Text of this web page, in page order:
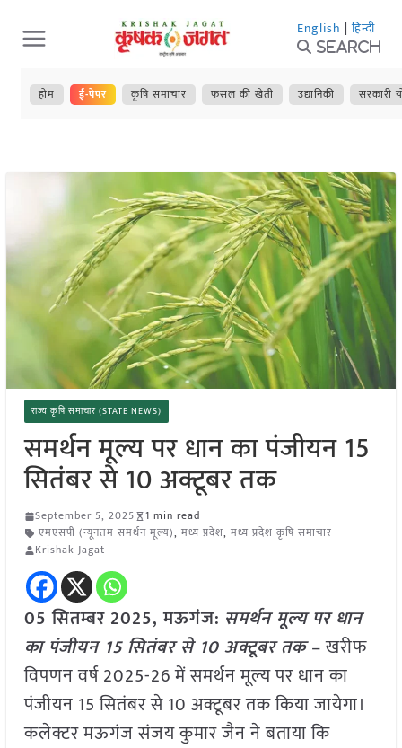
Skip
to
content
English | हिन्दी
Search
होम ई-पेपर कृषि समाचार फसल की खेती उद्यानिकी सरकारी
राज्य कृषि समाचार (STATE NEWS)
समर्थन मूल्य पर धान का पंजीयन 15
सितंबर से 10 अक्टूबर तक
September 5, 2025
1 min read
एमएसपी (न्यूनतम समर्थन मूल्य), मध्य प्रदेश, मध्य प्रदेश कृषि समाचार
Krishak Jagat
05 सितम्बर 2025,मऊगंज: समर्थन मूल्य पर धान
का पंजीयन 15 सितंबर से 10 अक्टूबर तक– खरीफ
विपणन वर्ष 2025-26 में समर्थन मूल्य पर धान का
पंजीयन 15 सितंबर से 10 अक्टूबर तक किया जायेगा।
कलेक्टर मऊगंज संजय कुमार जैन ने बताया कि